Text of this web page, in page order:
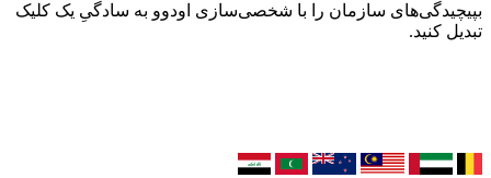
بپیچیدگی‌های سازمان را با شخصی‌سازی اودوو به سادگیِ یک کلیک
تبدیل کنید.